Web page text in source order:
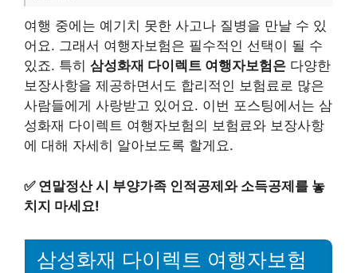
여행 중에는 예기치 못한 사고나 질병을 만날 수 있
어요. 그래서 여행자보험은 필수적인 선택이 될 수
있죠. 특히 삼성화재 다이렉트 여행자보험은 다양한
보장사항을 제공하면서도 합리적인 보험료로 많은
사람들에게 사랑받고 있어요. 이번 포스팅에서는 삼
성화재 다이렉트 여행자보험의 보험료와 보장사항
에 대해 자세히 알아보도록 할게요.
✅ 연말정산 시 부양가족 인적공제와 소득공제를 놓
치지 마세요!
삼성화재 다이렉트 여행자보험